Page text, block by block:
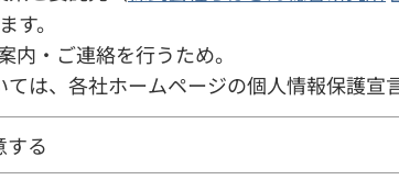
す。
内・ご連絡を行うため。
は、各社ホームページの個人情報保護宣
する